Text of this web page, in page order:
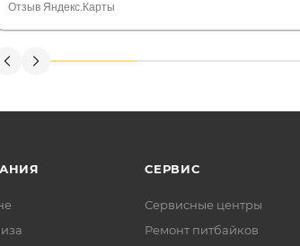
Считаю, что это говорит о небезразличии к
Отзыв Яндекс.Карты
СЕРВИС
Сервисные центры
Ремонт питбайков